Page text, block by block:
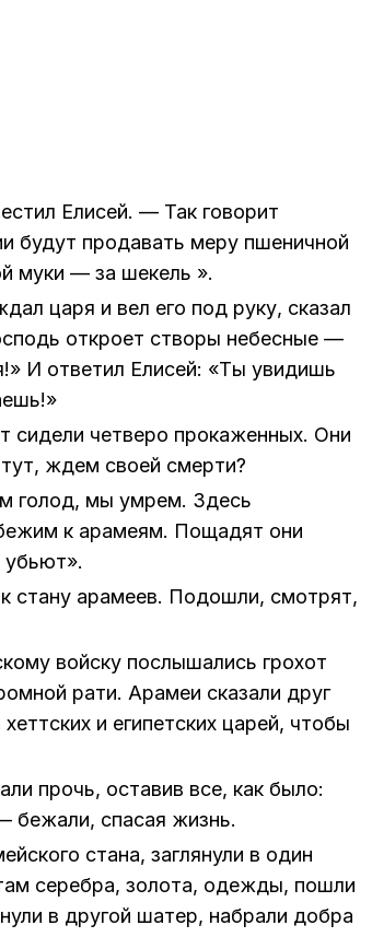
Елисей. — Так говорит
будут продавать меру пшеничной
муки — за шекель ».
царя и вел его под руку, сказал
откроет створы небесные —
И ответил Елисей: «Ты увидишь
сидели четверо прокаженных. Они
ждем своей смерти?
голод, мы умрем. Здесь
к арамеям. Пощадят они
стану арамеев. Подошли, смотрят,
войску послышались грохот
рати. Арамеи сказали друг
и египетских царей, чтобы
прочь, оставив все, как было:
бежали, спасая жизнь.
стана, заглянули в один
серебра, золота, одежды, пошли
в другой шатер, набрали добра